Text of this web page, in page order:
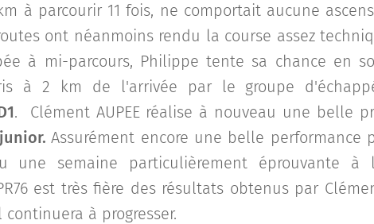
à parcourir 11 fois, ne comportait aucune
ont néanmoins rendu la course assez
à mi-parcours, Philippe tente sa chance en
à 2 km de l'arrivée par le groupe
. Clément AUPEE réalise à nouveau une belle
Assurément encore une belle performance
semaine particulièrement éprouvante à
est très fière des résultats obtenus par
à progresser.